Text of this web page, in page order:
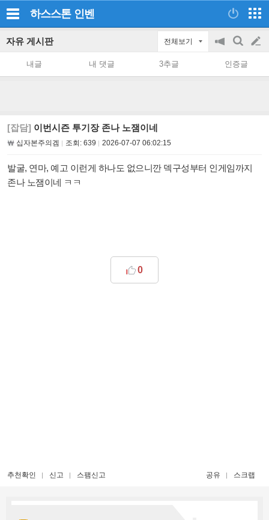
하스스톤 인벤
자유 게시판 전체보기
공
on/off
검
색
글
쓰
내글 내 댓글 3추글 인증글
[잡담] 이번시즌 투기장 존나 노잼이네
십자본주의겜 조회: 639 2026-07-07 06:02:15
발굴, 연마, 예고 이런게 하나도 없으니깐 덱구성부터 인게임까지
존나 노잼이네 ㅋㅋ
0
추천확인 신고 스팸신고 공유 스크랩